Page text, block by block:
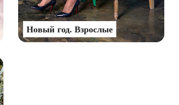
Новый год. Взрослые